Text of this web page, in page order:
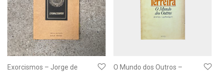
Exorcismos – Jorge de
O Mundo dos Outros –